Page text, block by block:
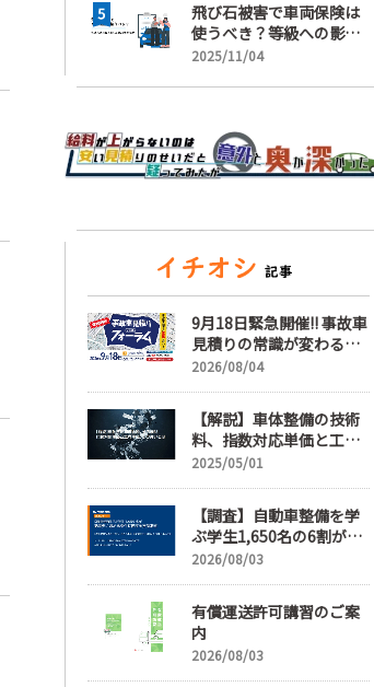
飛び石被害で車両保険は
使うべき？等級への影響
と賢い判断基準を解説
2025/11/04
9月18日緊急開催!! 事故車
見積りの常識が変わる
「事故車見積りフォーラ
2026/08/04
【解説】車体整備の技術
料、指数対応単価と工賃
単価、その違いとは
2025/05/01
【調査】自動車整備を学
ぶ学生1,650名の6割が就
職先選びで「給与」を最
日以上」希望も66.3%
2026/08/03
有償運送許可講習のご案
内
2026/08/03